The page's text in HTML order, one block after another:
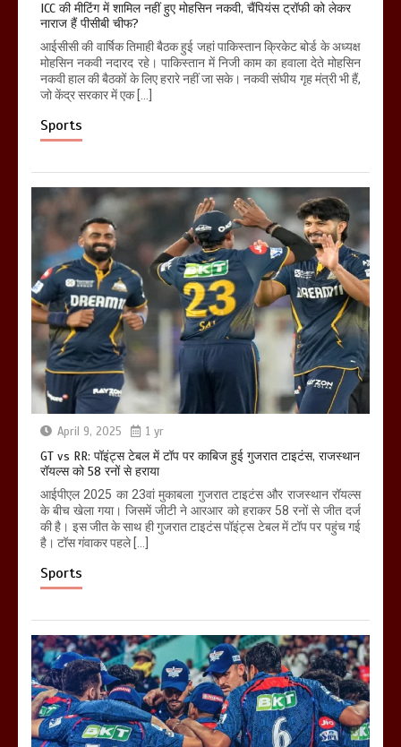
ICC की मीटिंग में शामिल नहीं हुए मोहसिन नकवी, चैंपियंस ट्रॉफी को लेकर
नाराज हैं पीसीबी चीफ?
आईसीसी की वार्षिक तिमाही बैठक हुई जहां पाकिस्तान क्रिकेट बोर्ड के अध्यक्ष
मोहसिन नकवी नदारद रहे। पाकिस्तान में निजी काम का हवाला देते मोहसिन
नकवी हाल की बैठकों के लिए हरारे नहीं जा सके। नकवी संघीय गृह मंत्री भी हैं,
जो केंद्र सरकार में एक […]
Sports
April 9, 2025 1 yr
GT vs RR: पॉइंट्स टेबल में टॉप पर काबिज हुई गुजरात टाइटंस, राजस्थान
रॉयल्स को 58 रनों से हराया
आईपीएल 2025 का 23वां मुकाबला गुजरात टाइटंस और राजस्थान रॉयल्स
के बीच खेला गया। जिसमें जीटी ने आरआर को हराकर 58 रनों से जीत दर्ज
की है। इस जीत के साथ ही गुजरात टाइटंस पॉइंट्स टेबल में टॉप पर पहुंच गई
है। टॉस गंवाकर पहले […]
Sports